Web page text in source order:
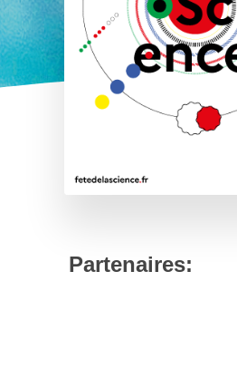
Partenaires: